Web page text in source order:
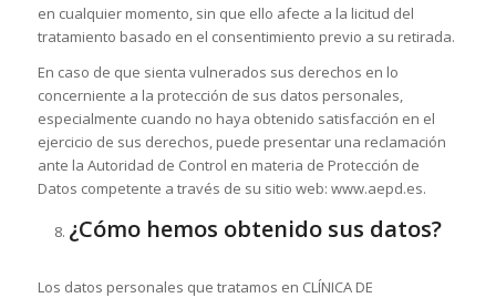
en cualquier momento, sin que ello afecte a la licitud del
tratamiento basado en el consentimiento previo a su retirada.
En caso de que sienta vulnerados sus derechos en lo
concerniente a la protección de sus datos personales,
especialmente cuando no haya obtenido satisfacción en el
ejercicio de sus derechos, puede presentar una reclamación
ante la Autoridad de Control en materia de Protección de
Datos competente a través de su sitio web: www.aepd.es.
¿Cómo hemos obtenido sus datos?
Los datos personales que tratamos en CLÍNICA DE